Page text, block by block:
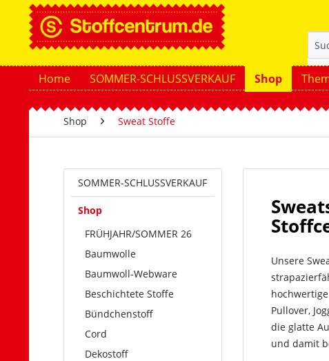
Home SOMMER-SCHLUSSVERKAUF Shop
Shop Sweat Stoffe
SOMMER-SCHLUSSVERKAUF
Shop
FRÜHJAHR/SOMMER 26
Baumwolle
Baumwoll-Webware
Beschichtete Stoffe
Bündchenstoff
Cord
Dekostoff
Unsere
Pullover,
die glatte
und damit